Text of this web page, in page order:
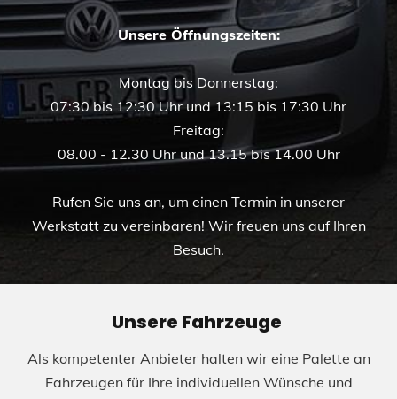
Unsere Öffnungszeiten:
Montag bis Donnerstag:
07:30 bis 12:30 Uhr und 13:15 bis 17:30 Uhr
Freitag:
08.00 - 12.30 Uhr und 13.15 bis 14.00 Uhr
Rufen Sie uns an, um einen Termin in unserer
Werkstatt zu vereinbaren! Wir freuen uns auf Ihren
Besuch.
Unsere Fahrzeuge
Als kompetenter Anbieter halten wir eine Palette an
Fahrzeugen für Ihre individuellen Wünsche und